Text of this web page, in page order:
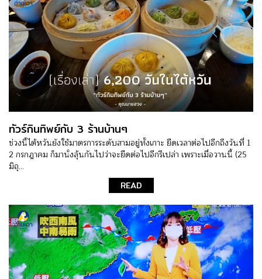
ทัวร์กินทิพย์กับ 3 ร้านบ้านๆ
ช่วงนี้ไต้หวันยังใช้มาตรการระดับสามอยู่ทั้งเกาะ ยืดเวลาต่อไปอีกถึงวันที่ 1
2 กรกฎาคม ก็มานั่งลุ้นกันไปว่าจะยืดต่อไปอีกรึเปล่า เพราะเมื่อวานนี้ (25
มิถุ...
READ